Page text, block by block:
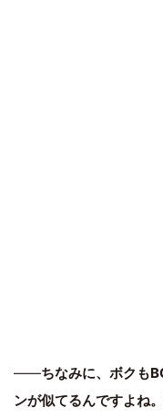
――ちなみに、ボクも
ンが似てるんですよね